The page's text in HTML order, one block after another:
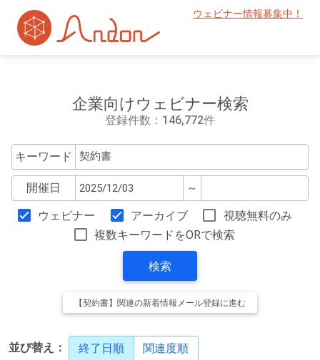
ウェビナー情報募集中！
企業向けウェビナー検索
登録件数：146,772件
キーワード
開催日 ～
ウェビナー アーカイブ
視聴無料のみ
複数キーワードをORで検索
検索
【契約書】関連の新着情報メール登録に進む
並び替え： 終了日順 関連度順